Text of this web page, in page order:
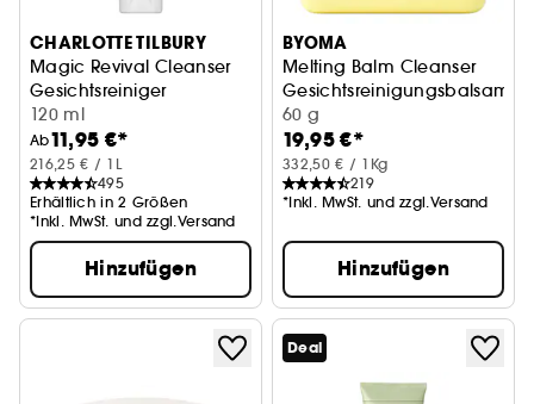
CHARLOTTE TILBURY
Magic Revival Cleanser
Gesichtsreiniger
120 ml
Ab11,95 €*
216,25 € / 1L
495
Erhältlich in 2 Größen
*Inkl. MwSt. und zzgl.Versand
Hinzufügen
BYOMA
Melting Balm Cleanser
Gesichtsreinigungsbalsam
60 g
19,95 €*
332,50 € / 1Kg
219
*Inkl. MwSt. und zzgl.Versand
Hinzufügen
Deal